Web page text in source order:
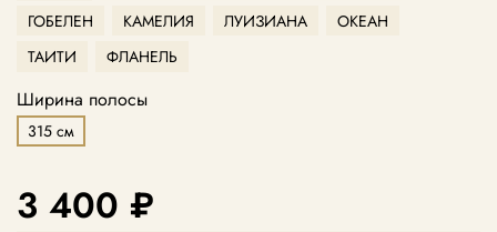
ГОБЕЛЕН
КАМЕЛИЯ ЛУИЗИАНА
ОКЕАН
ТАИТИ
ФЛАНЕЛЬ
Ширина полосы
315 см
3 400 ₽